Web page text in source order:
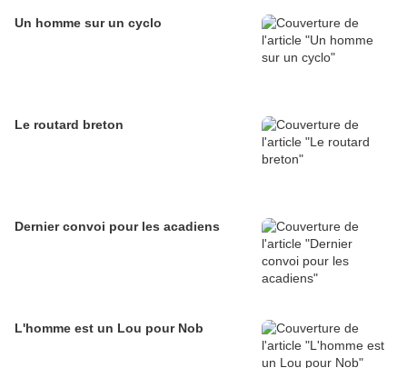
Un homme sur un cyclo
Le routard breton
Dernier convoi pour les acadiens
L'homme est un Lou pour Nob